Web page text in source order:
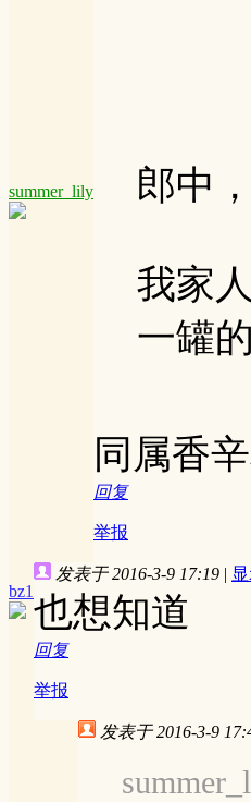
summer_lily 郎中
我家
一罐
同属香
回复
举报
bz1
发表于 2016-3-9 17:19 |
也想知道
回复
举报
发表于 2016-3-9